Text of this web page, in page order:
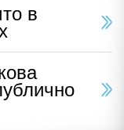
в